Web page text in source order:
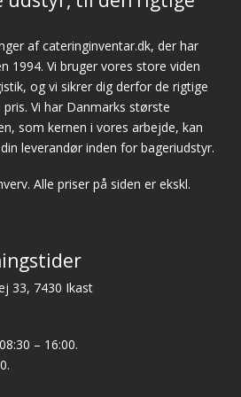
af cateringinventar.dk, der har
1994. Vi bruger vores store viden
og vi sikrer dig derfor de rigtige
Vi har Danmarks største
som kernen i vores arbejde, kan
leverandør inden for bageriudstyr.
Alle priser på siden er ekskl.
33, 7430 Ikast
– 16:00.